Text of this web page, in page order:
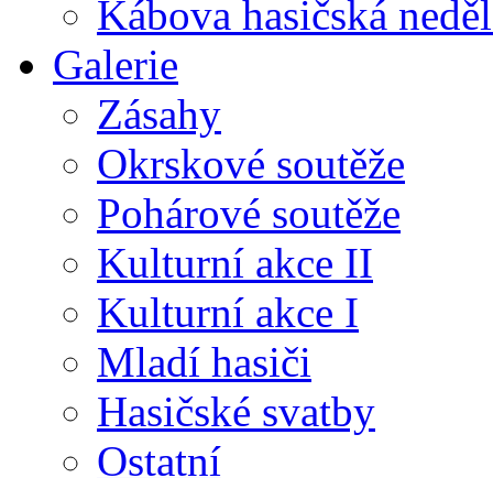
Kábova hasičská
Galerie
Zásahy
Okrskové soutěže
Pohárové soutěže
Kulturní akce II
Kulturní akce I
Mladí hasiči
Hasičské svatby
Ostatní